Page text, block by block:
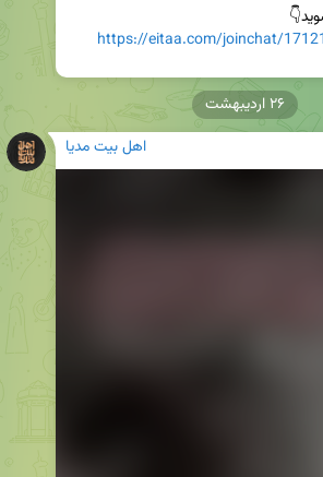
https://eitaa.com/joinchat/
اهل بیت مدیا
۲۶ اردیبهشت